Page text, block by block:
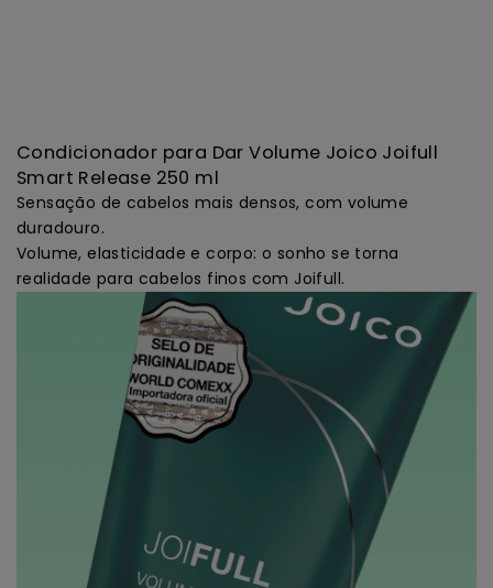
Condicionador para Dar Volume Joico Joifull
Smart Release 250 ml
Sensação de cabelos mais densos, com volume
duradouro.
Volume, elasticidade e corpo: o sonho se torna
realidade para cabelos finos com Joifull.